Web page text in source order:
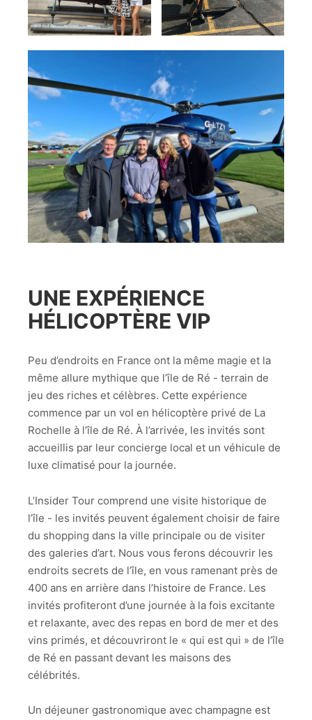
UNE EXPÉRIENCE
HÉLICOPTÈRE VIP
Peu d’endroits en France ont la même magie et la
même allure mythique que l’île de Ré - terrain de
jeu des riches et célèbres. Cette expérience
commence par un vol en hélicoptère privé de La
Rochelle à l’île de Ré. À l’arrivée, les invités sont
accueillis par leur concierge local et un véhicule de
luxe climatisé pour la journée.
L’Insider Tour comprend une visite historique de
l’île - les invités peuvent également choisir de faire
du shopping dans la ville principale ou de visiter
des galeries d’art. Nous vous ferons découvrir les
endroits secrets de l’île, en vous ramenant près de
400 ans en arrière dans l’histoire de France. Les
invités profiteront d’une journée à la fois excitante
et relaxante, avec des repas en bord de mer et des
vins primés, et découvriront le « qui est qui » de l’île
de Ré en passant devant les maisons des
célébrités.
Un déjeuner gastronomique avec champagne est